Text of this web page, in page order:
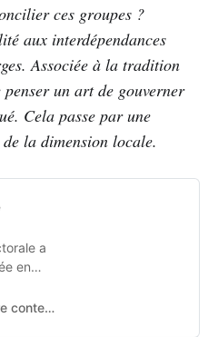
ces groupes ?
aux interdépendances
Associée à la tradition
un art de gouverner
Cela passe par une
la dimension locale.
a
en
pourRevue Études - Culture contemporaine